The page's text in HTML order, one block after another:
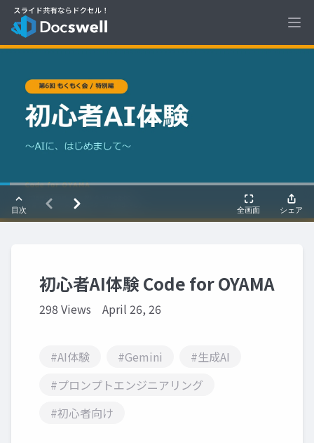
初心者AI体験 Code for OYAMA
298 Views April 26, 26
#AI体験 #Gemini
#生成AI
#プロンプトエンジニアリング
#初心者向け